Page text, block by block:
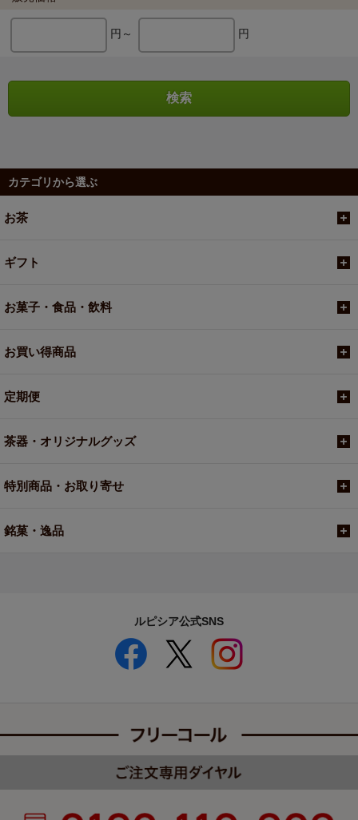
円～ 円
カテゴリから選ぶ
お茶
ギフト
お菓子・食品・飲料
お買い得商品
定期便
茶器・オリジナルグッズ
特別商品・お取り寄せ
銘菓・逸品
ルピシア公式SNS